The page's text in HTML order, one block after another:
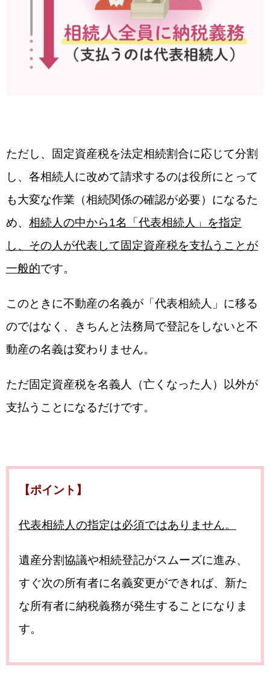
ただし、固定資産税を法定相続割合に応じて分割
し、各相続人に改めて請求するのは役所にとって
も大変な作業（相続関係の確認が必要）になるた
め、 相続人の中から1名「代表相続人」を指定
し、その人が代表して固定資産税を支払うことが
一般的です。
このときに不動産の名義が「代表相続人」に移る
のではなく、きちんと法務局で登記をしないと不
動産の名義は変わりません。
ただ固定資産税を名義人（亡くなった人）以外が
支払うことになるだけです。
【ポイント】
代表相続人の指定は必須ではありません。
遺産分割協議や相続登記がスムーズに進み、
すぐ次の所有者に名義変更ができれば、新た
な所有者に納税義務が発生することになりま
す。